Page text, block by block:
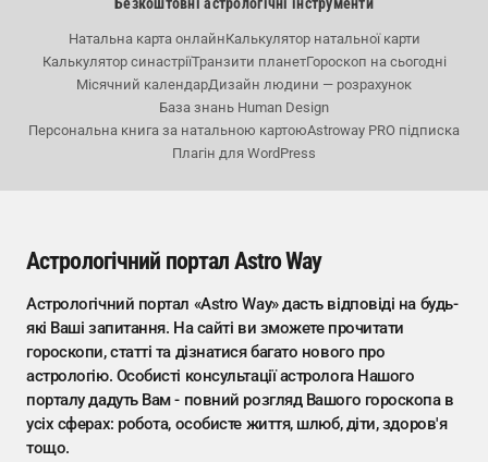
Безкоштовні астрологічні інструменти
Натальна карта онлайнКалькулятор натальної карти
Калькулятор синастріїТранзити планетГороскоп на сьогодні
Місячний календарДизайн людини — розрахунок
База знань Human Design
Персональна книга за натальною картоюAstroway PRO підписка
Плагін для WordPress
Астрологічний портал Astro Way
Астрологічний портал «Astro Way» дасть відповіді на будь-
які Ваші запитання. На сайті ви зможете прочитати
гороскопи, статті та дізнатися багато нового про
астрологію. Особисті консультації астролога Нашого
порталу дадуть Вам - повний розгляд Вашого гороскопа в
усіх сферах: робота, особисте життя, шлюб, діти, здоров'я
тощо.